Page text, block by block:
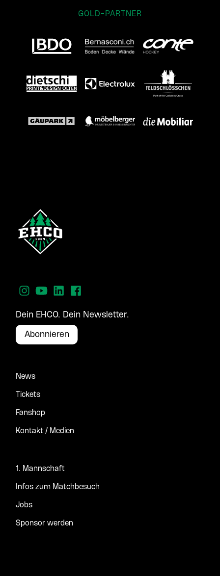
GOLD-PARTNER
Dein EHCO. Dein Newsletter.
Abonnieren
News
Tickets
Fanshop
Kontakt / Medien
1. Mannschaft
Infos zum Matchbesuch
Jobs
Sponsor werden